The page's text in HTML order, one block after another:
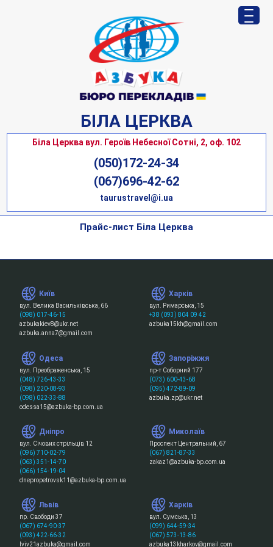
БІЛА ЦЕРКВА
Біла Церква вул. Героїв Небесної Сотні, 2, оф. 102
(050)172-24-34
(067)696-42-62
taurustravel@i.ua
Прайс-лист Біла Церква
Київ
вул. Велика Васильківська, 66
(098) 017-46-15
azbukakiev8@ukr.net
azbuka.anna7@gmail.com
Харків
вул. Римарська, 15
+38 (093) 804 09 42
azbuka15kh@gmail.com
Одеса
вул. Преображенська, 15
(048) 726-43-33
(098) 220-08-93
(098) 022-33-88
odessa15@azbuka-bp.com.ua
Запоріжжя
пр-т Соборний 177
(073) 600-43-68
(095) 472-89-09
azbuka.zp@ukr.net
Дніпро
вул. Січових стрільців 12
(096) 710-02-79
(063) 351-14-70
(066) 154-19-04
dnepropetrovsk11@azbuka-bp.com.ua
Миколаїв
Проспект Центральний, 67
(067) 821-87-33
zakaz1@azbuka-bp.com.ua
Львів
пр. Свободи 37
(067) 674-90-37
(093) 422-66-32
lviv21azbuka@gmail.com
Харків
вул. Сумська, 13
(099) 644-59-34
(067) 573-13-86
azbuka13kharkov@gmail.com